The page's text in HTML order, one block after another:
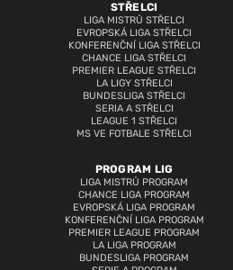
STŘELCI
LIGA MISTRŮ STŘELCI
EVROPSKÁ LIGA STŘELCI
KONFERENČNÍ LIGA STŘELCI
CHANCE LIGA STŘELCI
PREMIER LEAGUE STŘELCI
LA LIGY STŘELCI
BUNDESLIGA STŘELCI
SERIA A STŘELCI
LEAGUE 1 STŘELCI
MS VE FOTBALE STŘELCI
PROGRAM LIG
LIGA MISTRŮ PROGRAM
CHANCE LIGA PROGRAM
EVROPSKÁ LIGA PROGRAM
KONFERENČNÍ LIGA PROGRAM
PREMIER LEAGUE PROGRAM
LA LIGA PROGRAM
BUNDESLIGA PROGRAM